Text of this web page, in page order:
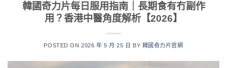
韓國奇力片每日服用指南｜長期食有冇副作
用？香港中醫角度解析【2026】
POSTED ON2026 年 5 月 25 日 BY 韓國奇力片官網